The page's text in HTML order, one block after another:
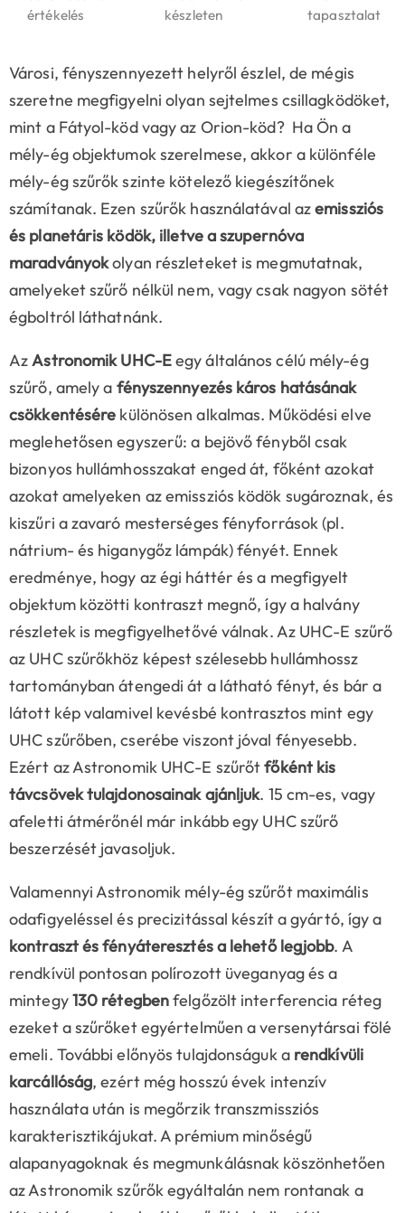
értékelés
készleten
tapasztalat
Városi, fényszennyezett helyről észlel, de mégis
szeretne megfigyelni olyan sejtelmes csillagködöket,
mint a Fátyol-köd vagy az Orion-köd? Ha Ön a
mély-ég objektumok szerelmese, akkor a különféle
mély-ég szűrők szinte kötelező kiegészítőnek
számítanak. Ezen szűrők használatával azemissziós
és planetáris ködök, illetve a szupernóva
maradványokolyan részleteket is megmutatnak,
amelyeket szűrő nélkül nem, vagy csak nagyon sötét
égboltról láthatnánk.
AzAstronomik UHC-Eegy általános célú mély-ég
szűrő, amely a fényszennyezés káros hatásának
csökkentésére különösen alkalmas. Működési elve
meglehetősen egyszerű: a bejövő fényből csak
bizonyos hullámhosszakat enged át, főként azokat
azokat amelyeken az emissziós ködök sugároznak, és
kiszűri a zavaró mesterséges fényforrások (pl.
nátrium- és higanygőz lámpák) fényét. Ennek
eredménye, hogy az égi háttér és a megfigyelt
objektum közötti kontraszt megnő, így a halvány
részletek is megfigyelhetővé válnak. Az UHC-E szűrő
az UHC szűrőkhöz képest szélesebb hullámhossz
tartományban átengedi át a látható fényt, és bár a
látott kép valamivel kevésbé kontrasztos mint egy
UHC szűrőben, cserébe viszont jóval fényesebb.
Ezért az Astronomik UHC-E szűrőtfőként kis
távcsövek tulajdonosainak ajánljuk. 15 cm-es, vagy
afeletti átmérőnél már inkább egy UHC szűrő
beszerzését javasoljuk.
Valamennyi Astronomik mély-ég szűrőt maximális
odafigyeléssel és precizitással készít a gyártó, így a
kontraszt és fényáteresztés a lehető legjobb. A
rendkívül pontosan polírozott üveganyag és a
mintegy130 rétegbenfelgőzölt interferencia réteg
ezeket a szűrőket egyértelműen a versenytársai fölé
emeli. További előnyös tulajdonságuk a rendkívüli
karcállóság, ezért még hosszú évek intenzív
használata után is megőrzik transzmissziós
karakterisztikájukat. A prémium minőségű
alapanyagoknak és megmunkálásnak köszönhetően
az Astronomik szűrők egyáltalán nem rontanak a